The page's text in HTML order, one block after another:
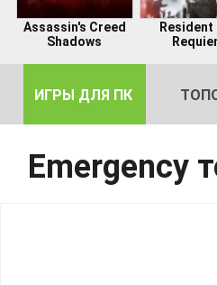
Assassin's Creed
Shadows
Resident
ИГРЫ ДЛЯ ПК
Emergency